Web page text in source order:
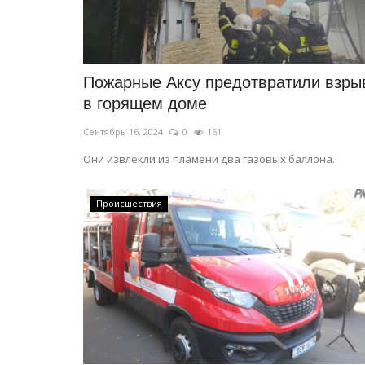
Пожарные Аксу предотвратили
в горящем доме
Сентябрь 16, 2024 0 161
Они извлекли из пламени два газовых баллона.
Происшествия
дарение одежды
Март 20, 2026 0 1913
Каждый такой рубеж воспринимается как
перемен и жизненных испытаний.